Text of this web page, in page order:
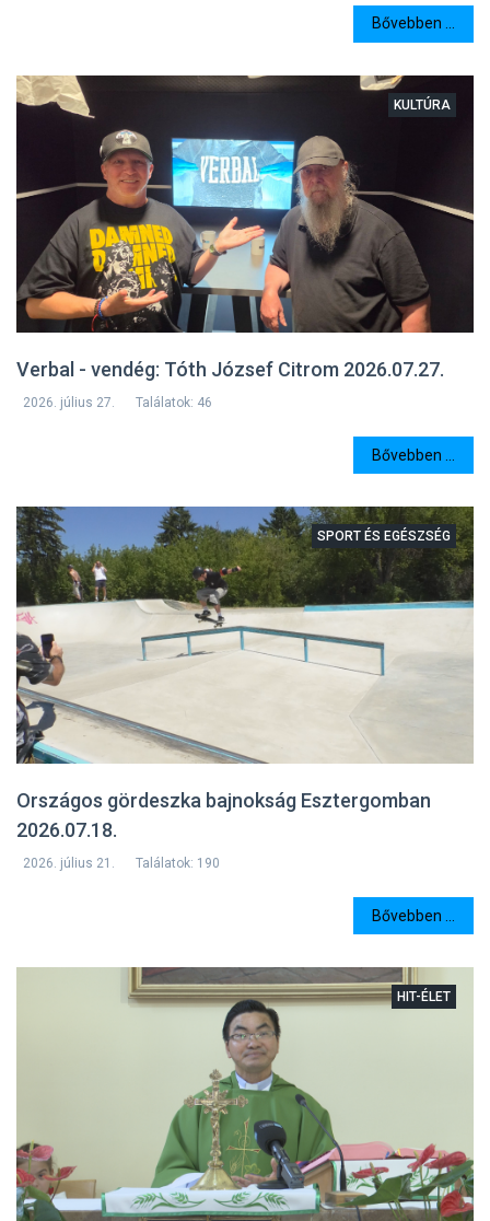
Bővebben ...
Verbal - vendég: Tóth József Citrom 2026.07.27.
KULTÚRA
2026. július 27. Találatok: 46
Bővebben ...
Országos gördeszka bajnokság Esztergomban
2026.07.18.
SPORT ÉS EGÉSZSÉG
2026. július 21. Találatok: 190
Bővebben ...
HIT-ÉLET